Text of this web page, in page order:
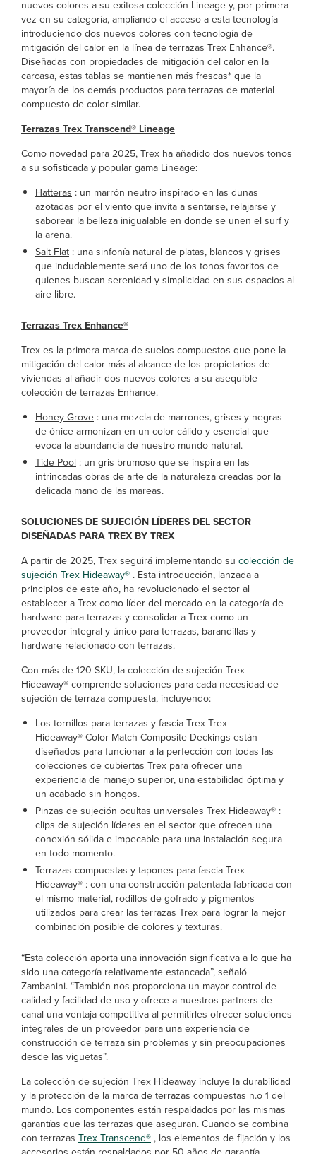
nuevos colores a su exitosa colección Lineage y, por primera
vez en su categoría, ampliando el acceso a esta tecnología
introduciendo dos nuevos colores con tecnología de
mitigación del calor en la línea de terrazas Trex Enhance®.
Diseñadas con propiedades de mitigación del calor en la
carcasa, estas tablas se mantienen más frescas* que la
mayoría de los demás productos para terrazas de material
compuesto de color similar.
Terrazas Trex Transcend® Lineage
Como novedad para 2025, Trex ha añadido dos nuevos tonos
a su sofisticada y popular gama Lineage:
Hatteras : un marrón neutro inspirado en las dunas
azotadas por el viento que invita a sentarse, relajarse y
saborear la belleza inigualable en donde se unen el surf y
la arena.
Salt Flat : una sinfonía natural de platas, blancos y grises
que indudablemente será uno de los tonos favoritos de
quienes buscan serenidad y simplicidad en sus espacios al
aire libre.
Terrazas Trex Enhance®
Trex es la primera marca de suelos compuestos que pone la
mitigación del calor más al alcance de los propietarios de
viviendas al añadir dos nuevos colores a su asequible
colección de terrazas Enhance.
Honey Grove : una mezcla de marrones, grises y negras
de ónice armonizan en un color cálido y esencial que
evoca la abundancia de nuestro mundo natural.
Tide Pool : un gris brumoso que se inspira en las
intrincadas obras de arte de la naturaleza creadas por la
delicada mano de las mareas.
SOLUCIONES DE SUJECIÓN LÍDERES DEL SECTOR
DISEÑADAS PARA TREX BY TREX
A partir de 2025, Trex seguirá implementando su colección de
sujeción Trex Hideaway® . Esta introducción, lanzada a
principios de este año, ha revolucionado el sector al
establecer a Trex como líder del mercado en la categoría de
hardware para terrazas y consolidar a Trex como un
proveedor integral y único para terrazas, barandillas y
hardware relacionado con terrazas.
Con más de 120 SKU, la colección de sujeción Trex
Hideaway® comprende soluciones para cada necesidad de
sujeción de terraza compuesta, incluyendo:
Los tornillos para terrazas y fascia Trex Trex
Hideaway® Color Match Composite Deckings están
diseñados para funcionar a la perfección con todas las
colecciones de cubiertas Trex para ofrecer una
experiencia de manejo superior, una estabilidad óptima y
un acabado sin hongos.
Pinzas de sujeción ocultas universales Trex Hideaway® :
clips de sujeción líderes en el sector que ofrecen una
conexión sólida e impecable para una instalación segura
en todo momento.
Terrazas compuestas y tapones para fascia Trex
Hideaway® : con una construcción patentada fabricada con
el mismo material, rodillos de gofrado y pigmentos
utilizados para crear las terrazas Trex para lograr la mejor
combinación posible de colores y texturas.
“Esta colección aporta una innovación significativa a lo que ha
sido una categoría relativamente estancada”, señaló
Zambanini. “También nos proporciona un mayor control de
calidad y facilidad de uso y ofrece a nuestros partners de
canal una ventaja competitiva al permitirles ofrecer soluciones
integrales de un proveedor para una experiencia de
construcción de terraza sin problemas y sin preocupaciones
desde las viguetas”.
La colección de sujeción Trex Hideaway incluye la durabilidad
y la protección de la marca de terrazas compuestas n.o 1 del
mundo. Los componentes están respaldados por las mismas
garantías que las terrazas que aseguran. Cuando se combina
con terrazas Trex Transcend® , los elementos de fijación y los